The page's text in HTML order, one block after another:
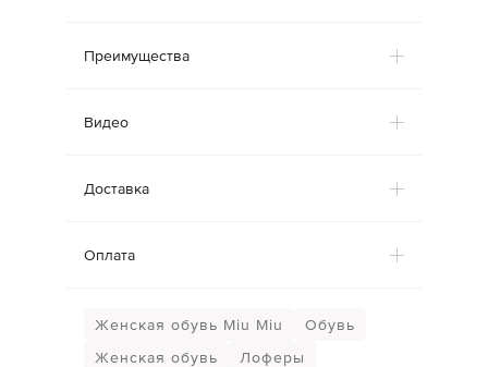
Преимущества
Видео
Доставка
Оплата
Женская обувь Miu Miu
Обувь
Женская обувь
Лоферы